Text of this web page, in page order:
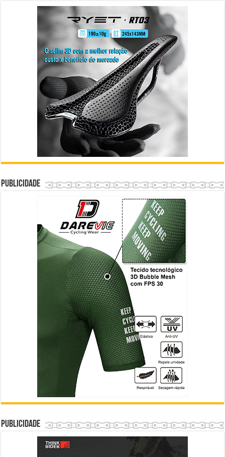
Publicidade
Publicidade